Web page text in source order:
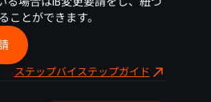
ことができます。
ステップバイステップガイド